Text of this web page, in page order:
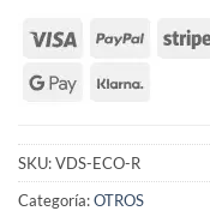
SKU:VDS-ECO-R
Categoría:OTROS